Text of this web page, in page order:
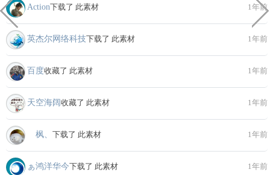
Action下载了 此素材 1年前
英杰尔网络科技下载了 此素材 1年前
百度收藏了 此素材 1年前
天空海阔收藏了 此素材 1年前
ゞ枫、 下载了 此素材 1年前
ぁ鸿洋华今下载了 此素材 1年前